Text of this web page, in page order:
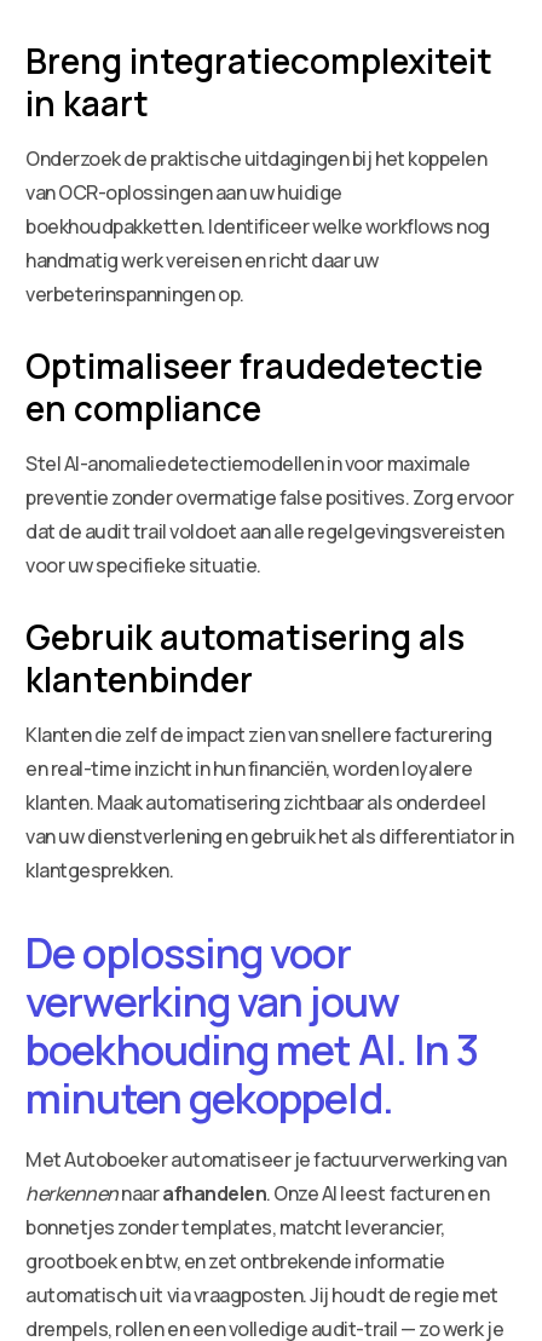
Breng integratiecomplexiteit
in kaart
Onderzoek de praktische uitdagingen bij het koppelen
van OCR-oplossingen aan uw huidige
boekhoudpakketten. Identificeer welke workflows nog
handmatig werk vereisen en richt daar uw
verbeterinspanningen op.
Optimaliseer fraudedetectie
en compliance
Stel AI-anomaliedetectiemodellen in voor maximale
preventie zonder overmatige false positives. Zorg ervoor
dat de audit trail voldoet aan alle regelgevingsvereisten
voor uw specifieke situatie.
Gebruik automatisering als
klantenbinder
Klanten die zelf de impact zien van snellere facturering
en real-time inzicht in hun financiën, worden loyalere
klanten. Maak automatisering zichtbaar als onderdeel
van uw dienstverlening en gebruik het als differentiator in
klantgesprekken.
De oplossing voor
verwerking van jouw
boekhouding met AI. In 3
minuten gekoppeld.
Met Autoboeker automatiseer je factuurverwerking van
herkennennaarafhandelen. Onze AI leest facturen en
bonnetjes zonder templates, matcht leverancier,
grootboek en btw, en zet ontbrekende informatie
automatisch uit via vraagposten. Jij houdt de regie met
drempels, rollen en een volledige audit-trail — zo werk je